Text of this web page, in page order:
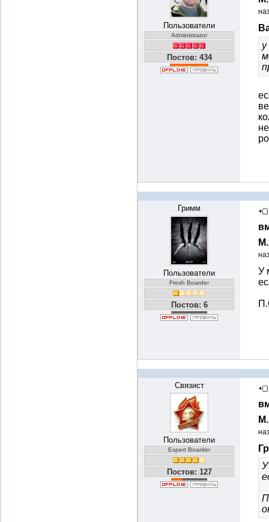
Пользователи
Administrator
Постов: 434
Гримм
Пользователи
Fresh Boarder
Постов: 6
У
Связист
Пользователи
Expert Boarder
Постов: 127
У